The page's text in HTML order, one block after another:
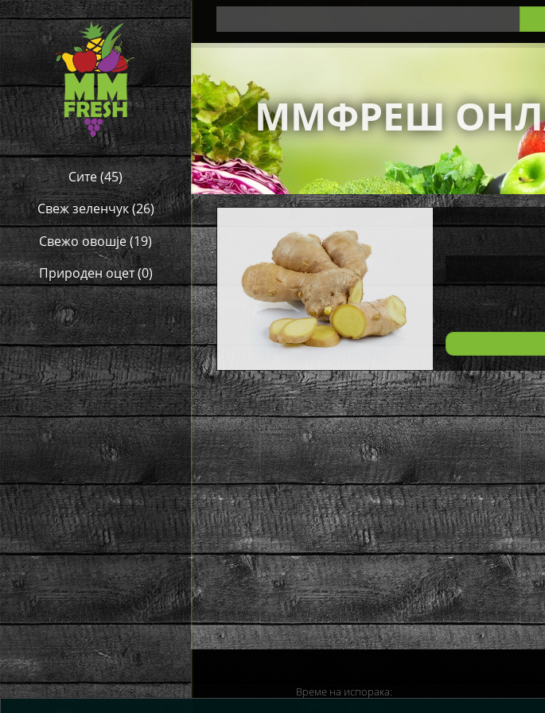
Сите(45)
Свеж зеленчук(26)
Свежо овошје(19)
Природен оцет(0)
ММФРЕШ
Време на испорака: